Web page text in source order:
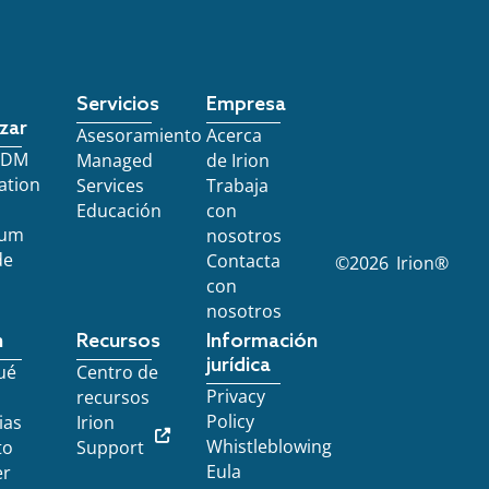
Servicios
Asesoramiento
Managed
Services
Educación
Empresa
Acerca
de Irion
Trabaja
con
nosotros
Contacta
con
nosotros
Recursos
Centro de
recursos
Irion
Support
Información
jurídica
Privacy
Policy
Whistleblowing
Eula
©2026 Irion®